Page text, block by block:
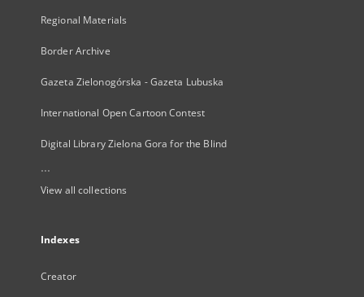
Regional Materials
Border Archive
Gazeta Zielonogórska - Gazeta Lubuska
International Open Cartoon Contest
Digital Library Zielona Gora for the Blind
...
View all collections
Indexes
Creator